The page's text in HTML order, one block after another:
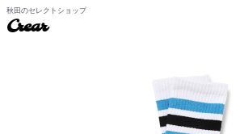
秋田のセレクトショップ
Crear